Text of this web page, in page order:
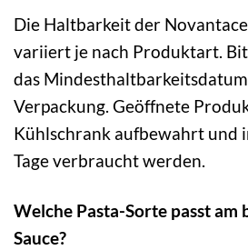
Die Haltbarkeit der
variiert je nach Produktart.
das
Verpackung. Geöffnete
Kühlschrank aufbewahrt und
Tage verbraucht werden.
Welche Pasta-Sorte passt am
Sauce?